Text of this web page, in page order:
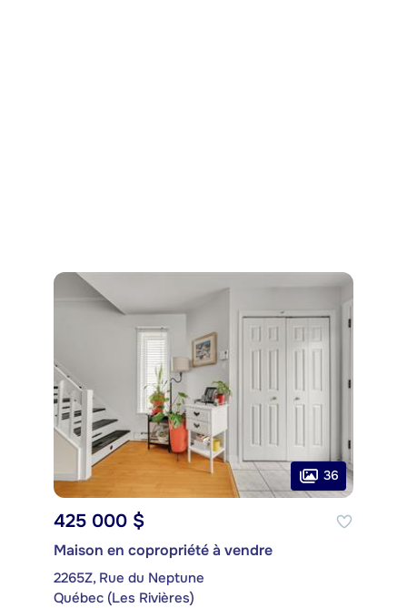
36
425 000 $
Maison en copropriété à vendre
2265Z, Rue du Neptune
Québec (Les Rivières)